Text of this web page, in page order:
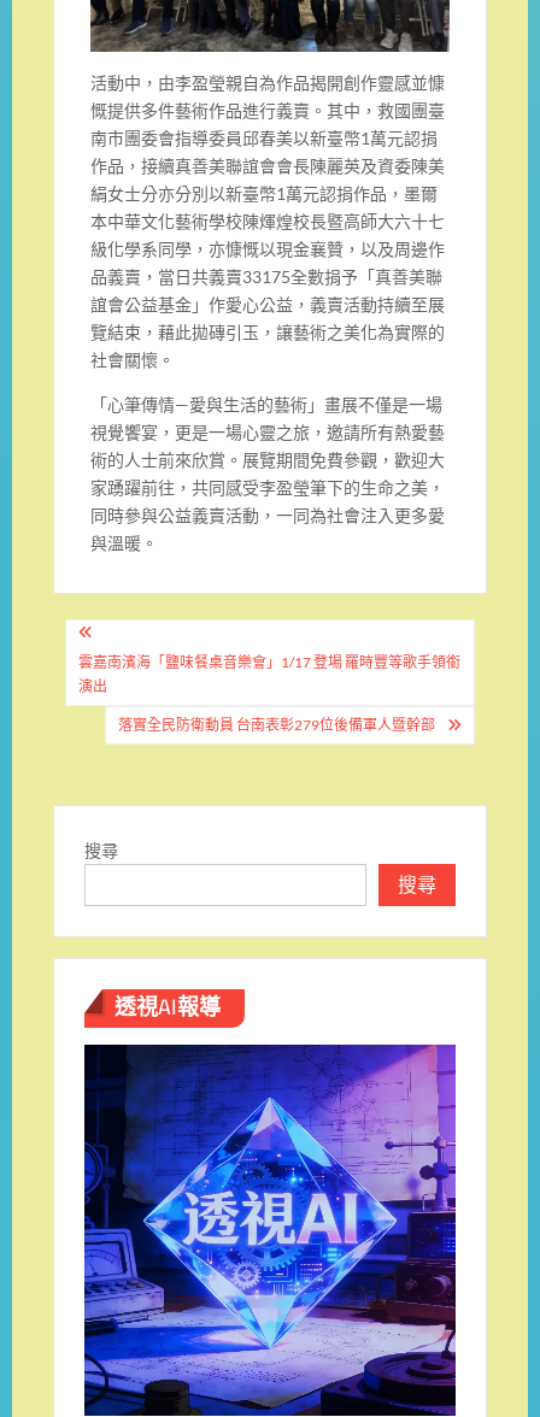
活動中，由李盈瑩親自為作品揭開創作靈感並慷
慨提供多件藝術作品進行義賣。其中，救國團臺
南市團委會指導委員邱春美以新臺幣1萬元認捐
作品，接續真善美聯誼會會長陳麗英及資委陳美
絹女士分亦分別以新臺幣1萬元認捐作品，墨爾
本中華文化藝術學校陳煇煌校長暨高師大六十七
級化學系同學，亦慷慨以現金襄贊，以及周邊作
品義賣，當日共義賣33175全數捐予「真善美聯
誼會公益基金」作愛心公益，義賣活動持續至展
覽結束，藉此拋磚引玉，讓藝術之美化為實際的
社會關懷。
「心筆傳情—愛與生活的藝術」畫展不僅是一場
視覺饗宴，更是一場心靈之旅，邀請所有熱愛藝
術的人士前來欣賞。展覽期間免費參觀，歡迎大
家踴躍前往，共同感受李盈瑩筆下的生命之美，
同時參與公益義賣活動，一同為社會注入更多愛
與溫暖。
文
章
導
雲嘉南濱海「鹽味餐桌音樂會」1/17 登場 羅時豐等歌手領銜
演出
落實全民防衛動員 台南表彰279位後備軍人暨幹部
搜尋
搜尋
透視AI報導